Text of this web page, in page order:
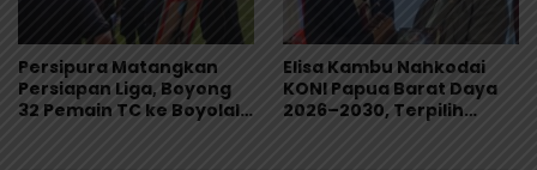
Persipura Matangkan
Persiapan Liga, Boyong
32 Pemain TC ke Boyolali
Elisa Kambu Nahkodai
KONI Papua Barat Daya
2026–2030, Terpilih